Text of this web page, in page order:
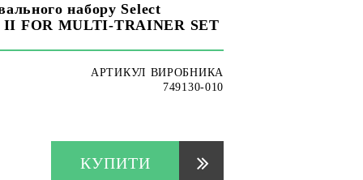
набору Select
II FOR MULTI-TRAINER SET
АРТИКУЛ ВИРОБНИКА
749130-010
КУПИТИ